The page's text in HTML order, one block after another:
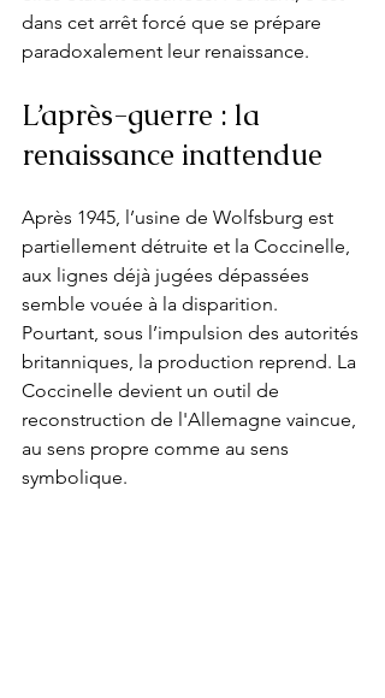
dans cet arrêt forcé que se prépare
paradoxalement leur renaissance.
L’après-guerre : la
renaissance inattendue
Après 1945, l’usine de Wolfsburg est
partiellement détruite et la Coccinelle,
aux lignes déjà jugées dépassées
semble vouée à la disparition.
Pourtant, sous l’impulsion des autorités
britanniques, la production reprend. La
Coccinelle devient un outil de
reconstruction de l'Allemagne vaincue,
au sens propre comme au sens
symbolique.